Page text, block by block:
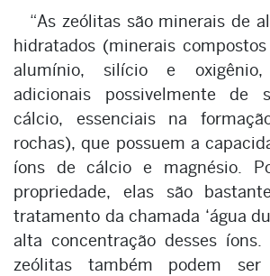
“As zeólitas são minerais de
hidratados (minerais
alumínio, silício e
adicionais possivelmente de
cálcio, essenciais na
rochas), que possuem a
íons de cálcio e magnésio.
propriedade, elas são
tratamento da chamada ‘água
alta concentração desses
zeólitas também podem ser